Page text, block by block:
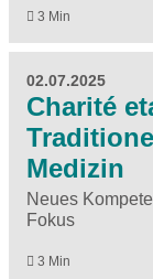
3 Min
02.07.2025
Charité
Medizin
Neues
Fokus
3 Min